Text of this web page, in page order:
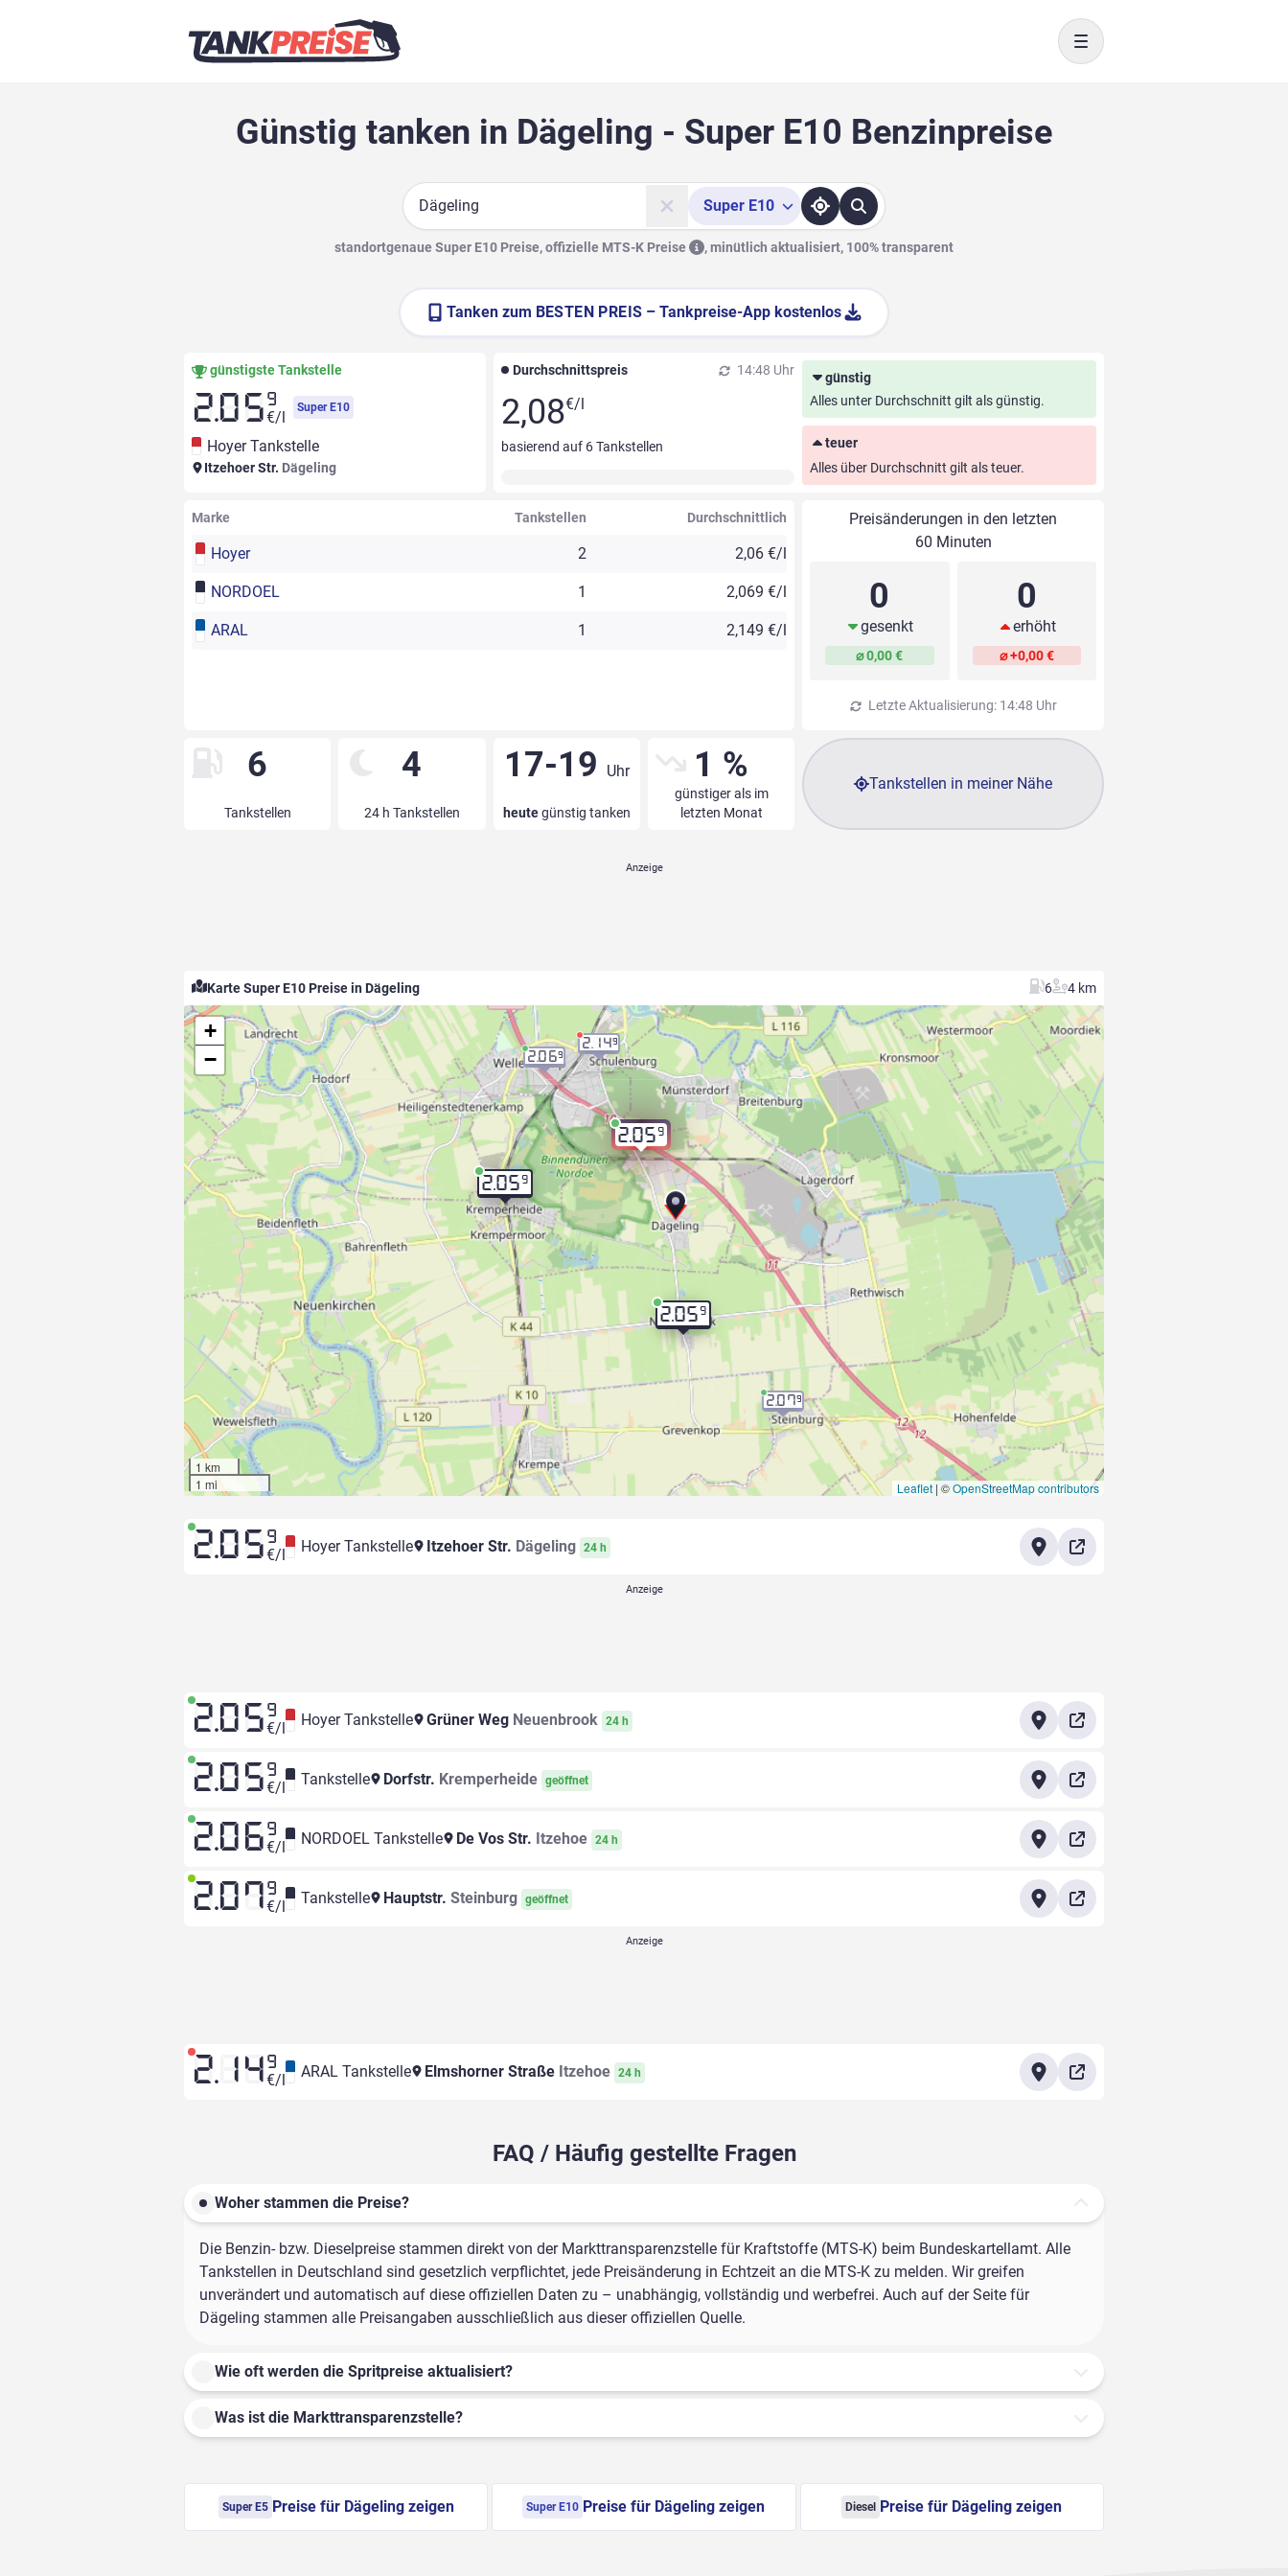
Toggle navigation
Günstig tanken in Dägeling - Super E10 Benzinpreise
Suche
Super E10
standortgenaue Super E10 Preise, offizielle MTS-K Preise ,minütlich aktualisiert, 100% transparent
Tanken zum BESTEN PREIS – Tankpreise-App kostenlos
günstigste Tankstelle
2.05 9
€/l
Super E10
Hoyer Tankstelle
Itzehoer Str. Dägeling
Durchschnittspreis 14:48 Uhr
2,08€/l
basierend auf 6Tankstellen
günstig
Alles unter Durchschnitt gilt als günstig.
teuer
Alles über Durchschnitt gilt als teuer.
Marke Tankstellen Durchschnittlich
Hoyer 2 2,06 €/l
NORDOEL 1 2,069 €/l
ARAL 1 2,149 €/l
Preisänderungen in den letzten
60 Minuten
0
gesenkt
⌀ 0,00 €
0
erhöht
⌀ +0,00 €
Letzte Aktualisierung: 14:48 Uhr
6
Tankstellen
4
24 h Tankstellen
17-19 Uhr
heutegünstig tanken
1 %
günstiger als im
letzten Monat
Tankstellen in meiner Nähe
Karte Super E10 Preise in Dägeling 6 4 km
2.059
2.059
2.059
2.079
2.149
2.069
+
−
1 km
1 mi
Leaflet | ©OpenStreetMap contributors
2.05 9
€/l Hoyer Tankstelle Itzehoer Str. Dägeling 24 h
2.05 9
€/l Hoyer Tankstelle Grüner Weg Neuenbrook 24 h
2.05 9
€/l Tankstelle Dorfstr. Kremperheide geöffnet
2.06 9
€/l NORDOEL Tankstelle De Vos Str. Itzehoe 24 h
2.07 9
€/l Tankstelle Hauptstr. Steinburg geöffnet
2.14 9
€/l ARAL Tankstelle Elmshorner Straße Itzehoe 24 h
FAQ / Häufig gestellte Fragen
Woher stammen die Preise?
Die Benzin- bzw. Dieselpreise stammen direkt von der Markttransparenzstelle für Kraftstoffe (MTS-K) beim Bundeskartellamt. Alle
Tankstellen in Deutschland sind gesetzlich verpflichtet, jede Preisänderung in Echtzeit an die MTS-K zu melden. Wir greifen
unverändert und automatisch auf diese offiziellen Daten zu – unabhängig, vollständig und werbefrei. Auch auf der Seite für
Dägeling stammen alle Preisangaben ausschließlich aus dieser offiziellen Quelle.
Wie oft werden die Spritpreise aktualisiert?
Was ist die Markttransparenzstelle?
Super E5 Preise für Dägeling zeigen Super E10 Preise für Dägeling zeigen Diesel Preise für Dägeling zeigen